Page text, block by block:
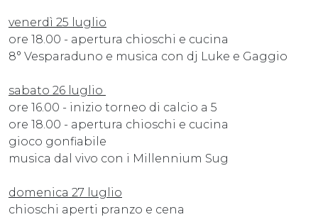
venerdì 25 luglio
ore 18.00 - apertura chioschi e cucina
8° Vesparaduno e musica con dj Luke e Gaggio
sabato 26 luglio
ore 16.00 - inizio torneo di calcio a 5
ore 18.00 - apertura chioschi e cucina
gioco gonfiabile
musica dal vivo con i Millennium Sug
domenica 27 luglio
chioschi aperti pranzo e cena